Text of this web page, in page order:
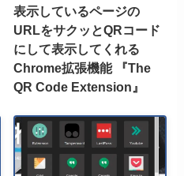
表示しているページの
URLをサクッとQRコード
にして表示してくれる
Chrome拡張機能 『The
QR Code Extension』